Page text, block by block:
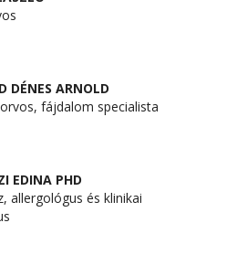
DÉNES ARNOLD
fájdalom specialista
EDINA PHD
allergológus és klinikai